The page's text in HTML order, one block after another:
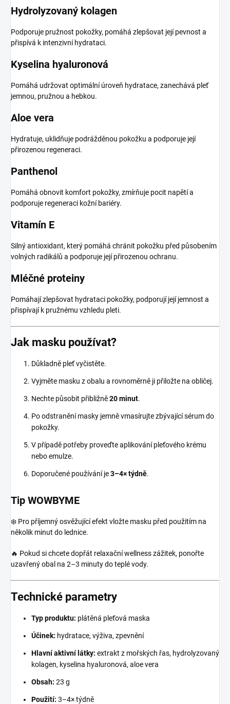
Hydrolyzovaný kolagen
Podporuje pružnost pokožky, pomáhá zlepšovat její pevnost a
přispívá k intenzivní hydrataci.
Kyselina hyaluronová
Pomáhá udržovat optimální úroveň hydratace, zanechává pleť
jemnou, pružnou a hebkou.
Aloe vera
Hydratuje, uklidňuje podrážděnou pokožku a podporuje její
přirozenou regeneraci.
Panthenol
Pomáhá obnovit komfort pokožky, zmírňuje pocit napětí a
podporuje regeneraci kožní bariéry.
Vitamín E
Silný antioxidant, který pomáhá chránit pokožku před působením
volných radikálů a podporuje její přirozenou ochranu.
Mléčné proteiny
Pomáhají zlepšovat hydrataci pokožky, podporují její jemnost a
přispívají k pružnému vzhledu pleti.
Jak masku používat?
Důkladně pleť vyčistěte.
Vyjměte masku z obalu a rovnoměrně ji přiložte na obličej.
Nechte působit přibližně20 minut.
Po odstranění masky jemně vmasírujte zbývající sérum do
pokožky.
V případě potřeby proveďte aplikování pleťového krému
nebo emulze.
Doporučené používání je3–4× týdně.
Tip WOWBYME
❄️ Pro příjemný osvěžující efekt vložte masku před použitím na
několik minut do lednice.
🔥 Pokud si chcete dopřát relaxační wellness zážitek, ponořte
uzavřený obal na 2–3 minuty do teplé vody.
Technické parametry
Typ produktu: plátěná pleťová maska
Účinek: hydratace, výživa, zpevnění
Hlavní aktivní látky: extrakt z mořských řas, hydrolyzovaný
kolagen, kyselina hyaluronová, aloe vera
Obsah: 23 g
Použití: 3–4× týdně